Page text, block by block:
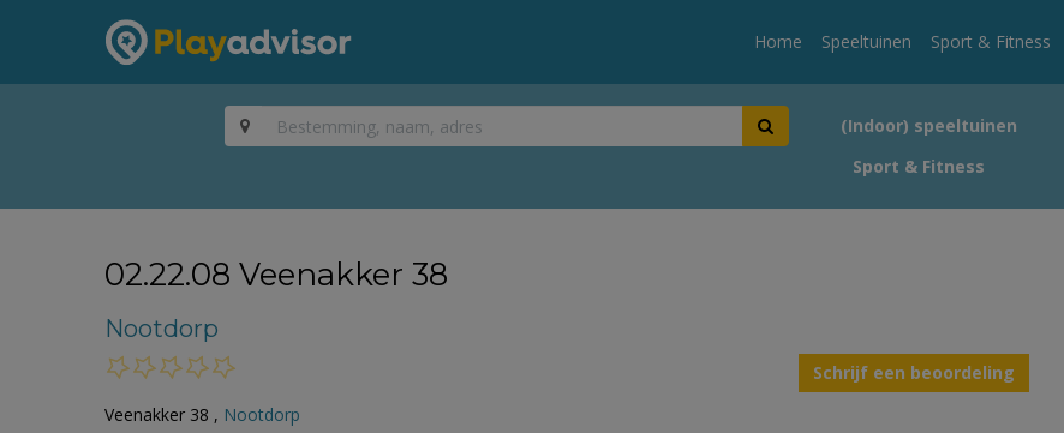
Home Speeltuinen Sport & Fitness
(Indoor) speeltuinen
Sport & Fitness
02.22.08 Veenakker 38
Nootdorp
Schrijf een beoordeling
Veenakker 38 , Nootdorp